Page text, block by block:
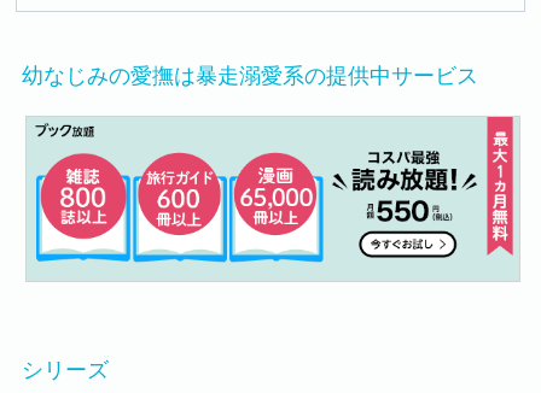
幼なじみの愛撫は暴走溺愛系の提供中サービス
シリーズ